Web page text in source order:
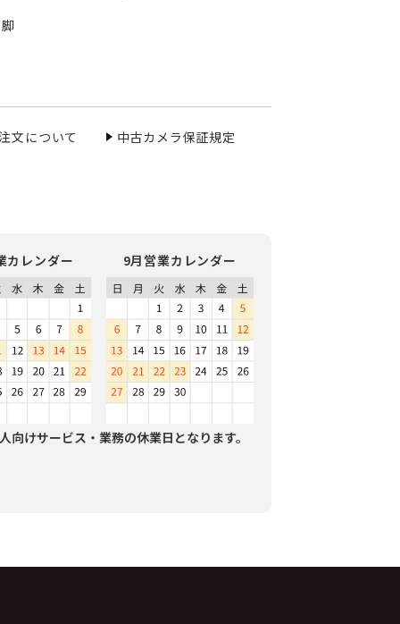
文について 中古カメラ保証規定
カレンダー 9月営業カレンダー
向けサービス・業務の休業日となります。